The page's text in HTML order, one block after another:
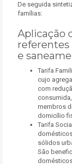
De seguida
famílias:
Aplicação
referentes
e
Tarifa
cujo
com
membros
domicílio
Tarifa
sólidos
São